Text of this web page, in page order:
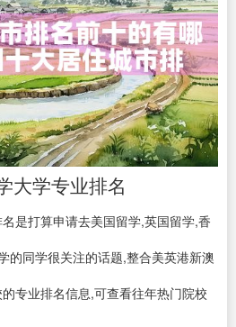
大学专业排名
是打算申请去美国留学,英国留学,香
的同学很关注的话题,整合美英港新澳
专业排名信息,可查看往年热门院校